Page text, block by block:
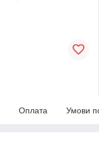
Оплата Умови